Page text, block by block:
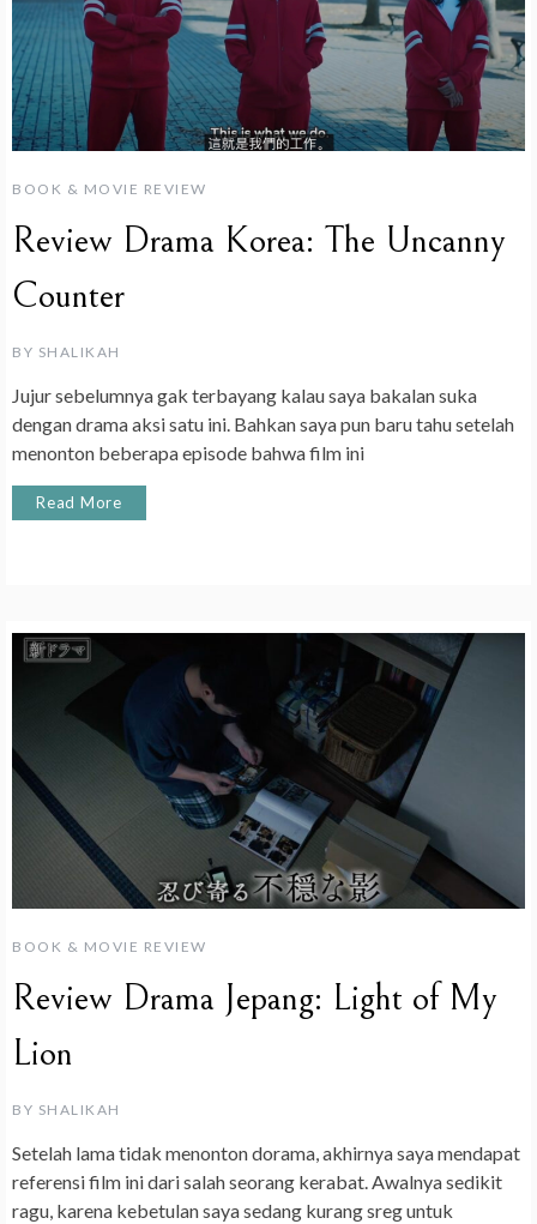
BOOK & MOVIE REVIEW
Review Drama Korea: The Uncanny
Counter
BY SHALIKAH
Jujur sebelumnya gak terbayang kalau saya bakalan suka
dengan drama aksi satu ini. Bahkan saya pun baru tahu setelah
menonton beberapa episode bahwa film ini
Read More
BOOK & MOVIE REVIEW
Review Drama Jepang: Light of My
Lion
BY SHALIKAH
Setelah lama tidak menonton dorama, akhirnya saya mendapat
referensi film ini dari salah seorang kerabat. Awalnya sedikit
ragu, karena kebetulan saya sedang kurang sreg untuk